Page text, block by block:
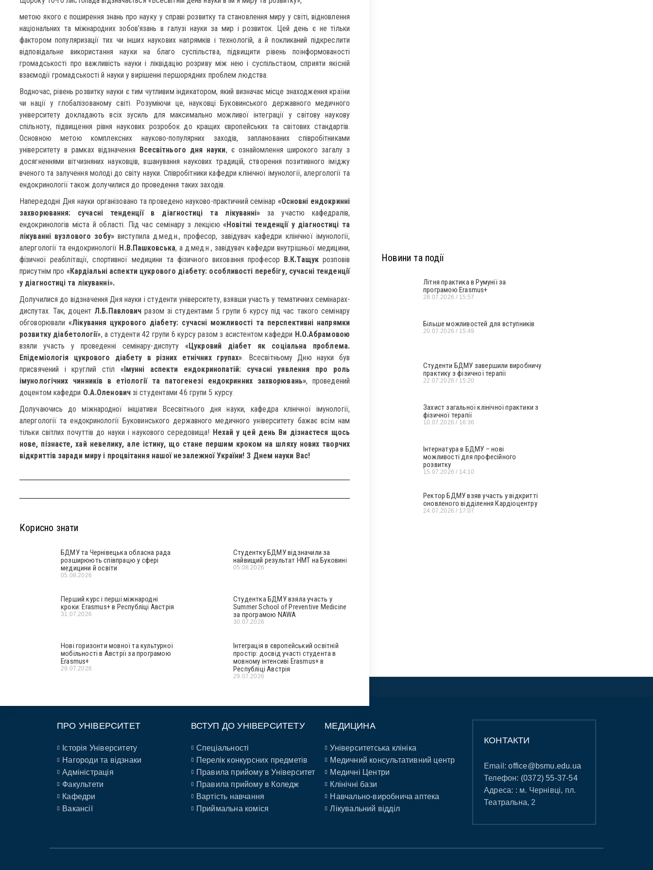
метою якого є поширення знань про науку у справі розвитку та становлення миру у світі, відновлення
національних та міжнародних зобов’язань в галузі науки за мир і розвиток. Цей день є не тільки
фактором популяризації тих чи інших наукових напрямків і технологій, а й покликаний підкреслити
відповідальне використання науки на благо суспільства, підвищити рівень поінформованості
громадськості про важливість науки і ліквідацію розриву між нею і суспільством, сприяти якісній
взаємодії громадськості й науки у вирішенні першорядних проблем людства.
Водночас, рівень розвитку науки є тим чутливим індикатором, який визначає місце знаходження країни
чи нації у глобалізованому світі. Розуміючи це, науковці Буковинського державного медичного
університету докладають всіх зусиль для максимально можливої інтеграції у світову наукову
спільноту, підвищення рівня наукових розробок до кращих європейських та світових стандартів.
Основною метою комплексних науково-популярних заходів, запланованих співробітниками
університету в рамках відзначення Всесвітнього дня науки, є ознайомлення широкого загалу з
досягненнями вітчизняних науковців, вшанування наукових традицій, створення позитивного іміджу
вченого та залучення молоді до світу науки. Співробітники кафедри клінічної імунології, алергології та
ендокринології також долучилися до проведення таких заходів.
Напередодні Дня науки організовано та проведено науково-практичний семінар «Основні ендокринні
захворювання: сучасні тенденції в діагностиці та лікуванні» за участю кафедралів,
ендокринологів міста й області. Під час семінару з лекцією«Новітні тенденції у діагностиці та
лікуванні вузлового зобу»виступила д.мед.н., професор, завідувач кафедри клінічної імунології,
алергології та ендокринології Н.В.Пашковська, а д.мед.н., завідувач кафедри внутрішньої медицини,
фізичної реабілітації, спортивної медицини та фізичного виховання професор В.К.Тащук розповів
присутнім про «Кардіальні аспекти цукрового діабету: особливості перебігу, сучасні тенденції
у діагностиці та лікуванні».
Долучилися до відзначення Дня науки і студенти університету, взявши участь у тематичних семінарах-
диспутах. Так, доцент Л.Б.Павлович разом зі студентами 5 групи 6 курсу під час такого семінару
обговорювали«Лікування цукрового діабету: сучасні можливості та перспективні напрямки
розвитку діабетології», а студенти 42 групи 6 курсу разом з асистентом кафедри Н.О.Абрамовою
взяли участь у проведенні семінару-диспуту«Цукровий діабет як соціальна проблема.
Епідеміологія цукрового діабету в різних етнічних групах». Всесвітньому Дню науки був
присвячений і круглий стіл «Імунні аспекти ендокринопатій: сучасні уявлення про роль
імунологічних чинників в етіології та патогенезі ендокринних захворювань», проведений
доцентом кафедри О.А.Оленовичзі студентами 46 групи 5 курсу.
Долучаючись до міжнародної ініціативи Всесвітнього дня науки, кафедра клінічної імунології,
алергології та ендокринології Буковинського державного медичного університету бажає всім нам
тільки світлих почуттів до науки і наукового середовища! Нехай у цей день Ви дізнаєтеся щось
нове, пізнаєте, хай невелику, але істину, що стане першим кроком на шляху нових творчих
відкриттів заради миру і процвітання нашої незалежної України! З Днем науки Вас!
Корисно знати
БДМУ та Чернівецька обласна рада
розширюють співпрацю у сфері
медицини й освіти
05.08.2026
Студентку БДМУ відзначили за
найвищий результат НМТ на Буковині
05.08.2026
Перший курс і перші міжнародні
кроки: Erasmus+ в Республіці Австрія
31.07.2026
Студентка БДМУ взяла участь у
Summer School of Preventive Medicine
за програмою NAWA
30.07.2026
Нові горизонти мовної та культурної
мобільності в Австрії за програмою
Erasmus+
29.07.2026
Інтеграція в європейський освітній
простір: досвід участі студента в
мовному інтенсиві Erasmus+ в
Республіці Австрія
29.07.2026
Новини та події
Літня практика в Румунії за
програмою Erasmus+
28.07.2026 15:57
Більше можливостей для вступників
20.07.2026 15:49
Студенти БДМУ завершили виробничу
практику з фізичної терапії
22.07.2026 15:20
Захист загальної клінічної практики з
фізичної терапії
10.07.2026 16:36
Інтернатура в БДМУ – нові
можливості для професійного
розвитку
15.07.2026 14:10
Ректор БДМУ взяв участь у відкритті
оновленого відділення Кардіоцентру
24.07.2026 17:07
ПРО УНІВЕРСИТЕТ
Історія Університету
Нагороди та відзнаки
Адміністрація
Факультети
Кафедри
Вакансії
ВСТУП ДО УНІВЕРСИТЕТУ
Спеціальності
Перелік конкурсних предметів
Правила прийому в Університет
Правила прийому в Коледж
Вартість навчання
Приймальна коміся
МЕДИЦИНА
Університетська клініка
Медичний консультативний центр
Медичні Центри
Клінічні бази
Навчально-виробнича аптека
Лікувальний відділ
КОНТАКТИ
Email:office@bsmu.edu.ua
Телефон: (0372) 55-37-54
Адреса: : м. Чернівці, пл.
Театральна, 2